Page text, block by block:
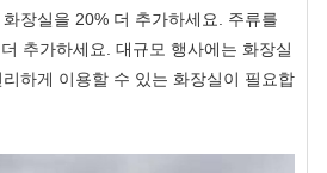
장실을 20% 더 추가하세요. 주류를
추가하세요. 대규모 행사에는 화장실
하게 이용할 수 있는 화장실이 필요합